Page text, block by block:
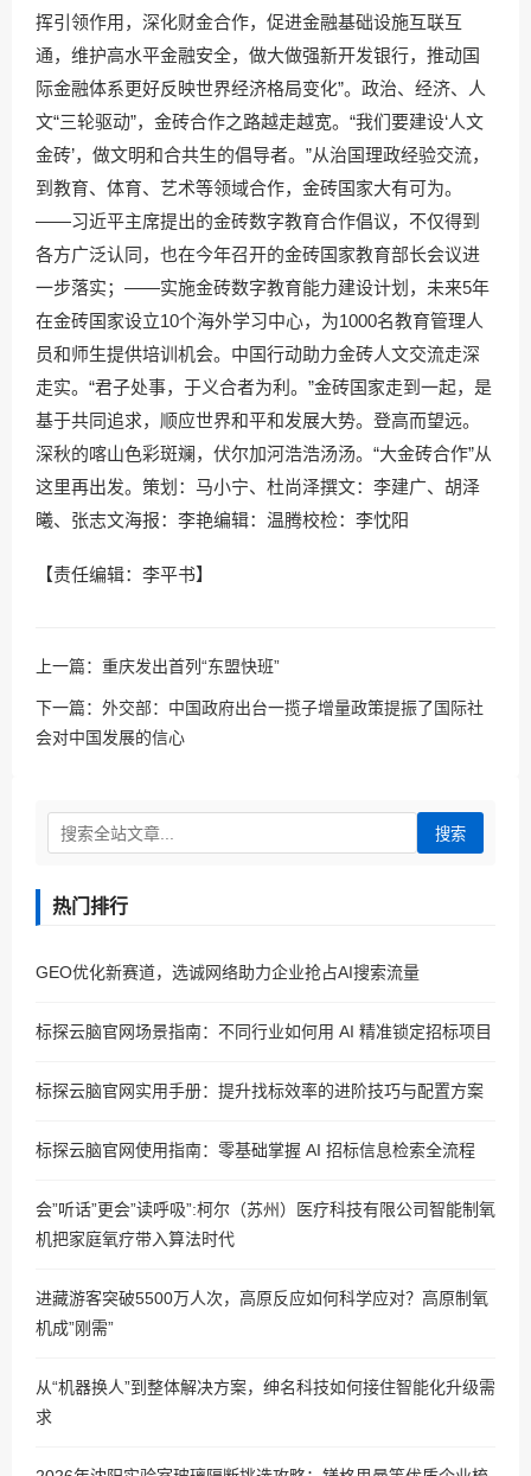
挥引领作用，深化财金合作，促进金融基础设施互联互
通，维护高水平金融安全，做大做强新开发银行，推动国
际金融体系更好反映世界经济格局变化”。政治、经济、人
文“三轮驱动”，金砖合作之路越走越宽。“我们要建设‘人文
金砖’，做文明和合共生的倡导者。”从治国理政经验交流，
到教育、体育、艺术等领域合作，金砖国家大有可为。
——习近平主席提出的金砖数字教育合作倡议，不仅得到
各方广泛认同，也在今年召开的金砖国家教育部长会议进
一步落实；——实施金砖数字教育能力建设计划，未来5年
在金砖国家设立10个海外学习中心，为1000名教育管理人
员和师生提供培训机会。中国行动助力金砖人文交流走深
走实。“君子处事，于义合者为利。”金砖国家走到一起，是
基于共同追求，顺应世界和平和发展大势。登高而望远。
深秋的喀山色彩斑斓，伏尔加河浩浩汤汤。“大金砖合作”从
这里再出发。策划：马小宁、杜尚泽撰文：李建广、胡泽
曦、张志文海报：李艳编辑：温腾校检：李忱阳
【责任编辑：李平书】
上一篇： 重庆发出首列“东盟快班”
下一篇： 外交部：中国政府出台一揽子增量政策提振了国际社
会对中国发展的信心
搜索
热门排行
GEO优化新赛道，选诚网络助力企业抢占AI搜索流量
标探云脑官网场景指南：不同行业如何用 AI 精准锁定招标项目
标探云脑官网实用手册：提升找标效率的进阶技巧与配置方案
标探云脑官网使用指南：零基础掌握 AI 招标信息检索全流程
会”听话”更会”读呼吸”:柯尔（苏州）医疗科技有限公司智能制氧
机把家庭氧疗带入算法时代
进藏游客突破5500万人次，高原反应如何科学应对？高原制氧
机成”刚需”
从“机器换人”到整体解决方案，绅名科技如何接住智能化升级需
求